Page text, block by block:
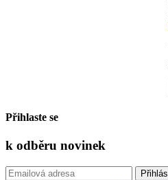
Přihlaste se
k odběru novinek